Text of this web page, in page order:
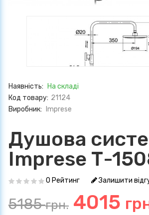
Наявність:
На складі
Код товару: 21124
Виробник:
Imprese
Душова
Imprese Т-
0 Рейтинг Залишити
5185грн. 4015